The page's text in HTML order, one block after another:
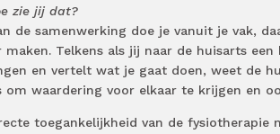
zie jij dat?
de samenwerking doe je vanuit je vak,
maken. Telkens als jij naar de huisarts
en vertelt wat je gaat doen, weet de
om waardering voor elkaar te krijgen en
toegankelijkheid van de